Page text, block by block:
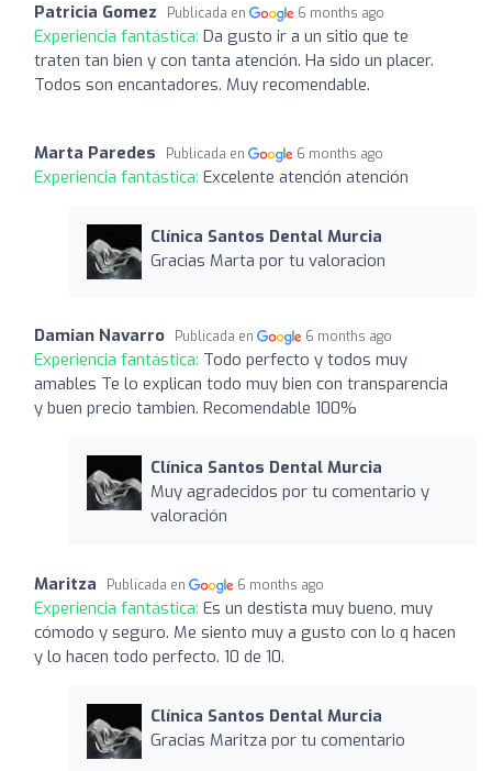
Patricia Gomez Publicada en 6 months ago
Experiencia fantástica: Da gusto ir a un sitio que te
traten tan bien y con tanta atención. Ha sido un placer.
Todos son encantadores. Muy recomendable.
Marta Paredes Publicada en 6 months ago
Experiencia fantástica: Excelente atención atención
Clínica Santos Dental Murcia
Gracias Marta por tu valoracion
Damian Navarro Publicada en 6 months ago
Experiencia fantástica: Todo perfecto y todos muy
amables Te lo explican todo muy bien con transparencia
y buen precio tambien. Recomendable 100%
Clínica Santos Dental Murcia
Muy agradecidos por tu comentario y
valoración
Maritza Publicada en 6 months ago
Experiencia fantástica: Es un destista muy bueno, muy
cómodo y seguro. Me siento muy a gusto con lo q hacen
y lo hacen todo perfecto. 10 de 10.
Clínica Santos Dental Murcia
Gracias Maritza por tu comentario